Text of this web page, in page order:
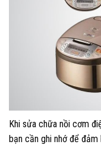
Khi sửa chữa nồi cơm
bạn cần ghi nhớ để đảm